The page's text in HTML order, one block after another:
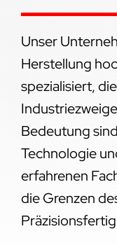
Unser
Herstellung
spezialisiert,
Bedeutung
Technologie
erfahrenen
die Grenzen